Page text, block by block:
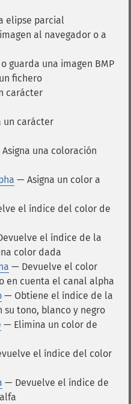
elipse parcial
al navegador o a
guarda una imagen BMP
fichero
carácter
un carácter
una coloración
— Asigna un color a
el índice del color de
el índice de la
color dada
— Devuelve el color
en cuenta el canal alpha
— Obtiene el índice de la
su tono, blanco y negro
— Elimina un color de
el índice del color
— Devuelve el índice de